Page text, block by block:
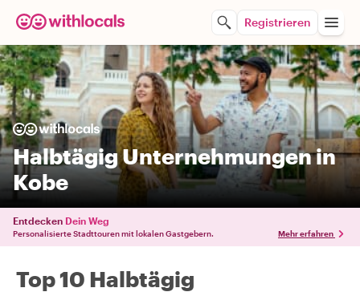
Registrieren
Halbtägig Unternehmungen in
Kobe
Entdecken Dein Weg
Personalisierte Stadttouren mit lokalen Gastgebern. Mehr erfahren
Top 10 Halbtägig